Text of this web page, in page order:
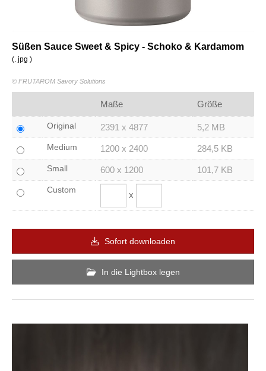
Süßen Sauce Sweet & Spicy - Schoko & Kardamom
(. jpg )
© FRUTAROM Savory Solutions
Maße Größe
Original 2391 x 4877 5,2 MB
Medium 1200 x 2400 284,5 KB
Small 600 x 1200 101,7 KB
Custom x
Sofort downloaden
In die Lightbox legen